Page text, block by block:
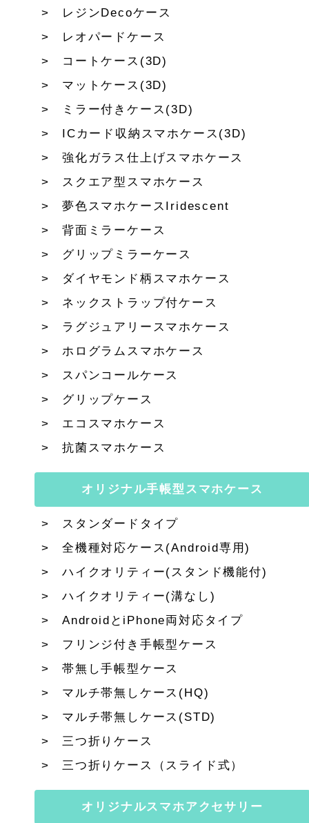
レジンDecoケース
レオパードケース
コートケース(3D)
マットケース(3D)
ミラー付きケース(3D)
ICカード収納スマホケース(3D)
強化ガラス仕上げスマホケース
スクエア型スマホケース
夢色スマホケースIridescent
背面ミラーケース
グリップミラーケース
ダイヤモンド柄スマホケース
ネックストラップ付ケース
ラグジュアリースマホケース
ホログラムスマホケース
スパンコールケース
グリップケース
エコスマホケース
抗菌スマホケース
オリジナル手帳型スマホケース
スタンダードタイプ
全機種対応ケース(Android専用)
ハイクオリティー(スタンド機能付)
ハイクオリティー(溝なし)
AndroidとiPhone両対応タイプ
フリンジ付き手帳型ケース
帯無し手帳型ケース
マルチ帯無しケース(HQ)
マルチ帯無しケース(STD)
三つ折りケース
三つ折りケース（スライド式）
オリジナルスマホアクセサリー